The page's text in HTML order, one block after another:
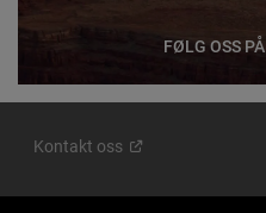
FØLG OSS PÅ
Kontakt oss